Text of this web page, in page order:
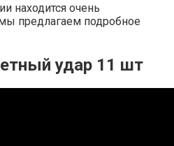
находится очень
предлагаем подробное
удар 11 шт